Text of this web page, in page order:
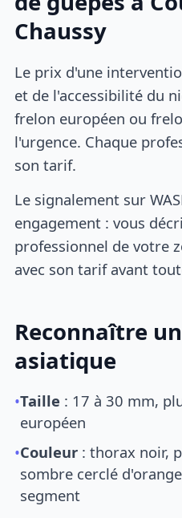
Chaussy
Le prix d'une
et de l'accessibilité du
frelon européen ou
l'urgence. Chaque
son tarif.
Le signalement sur
engagement : vous
professionnel de votre
avec son tarif avant
Reconnaître
asiatique
•Taille : 17 à 30 mm,
européen
•Couleur : thorax noir,
sombre cerclé
segment